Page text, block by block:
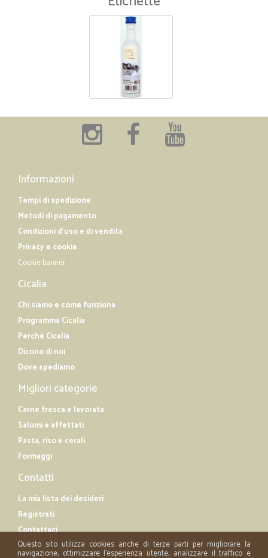
Informazioni
Tempi di spedizione
Metodi di pagamento
Condizioni d'uso e di vendita
Privacy e cookie
Cookie banner
Cicalia
Chi siamo e come funziona
Programma Cicalia
Perché Cicalia
Dicono di noi
Dove spediamo
Migliori categorie
Carne fresca e lavorata
Salumi e affettati
Pasta, riso e cerali
Formaggi
Contatti
La mia lista dei desideri
Registrati
Contattaci
Questo sito utilizza cookies anche di terze parti per migliorare la
navigazione, ottimizzare l'esperienza utente, analizzare il traffico e